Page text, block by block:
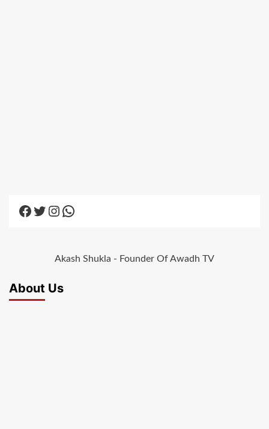
Facebook
Twitter
Instagram
WhatsApp
Akash Shukla - Founder Of Awadh TV
About Us